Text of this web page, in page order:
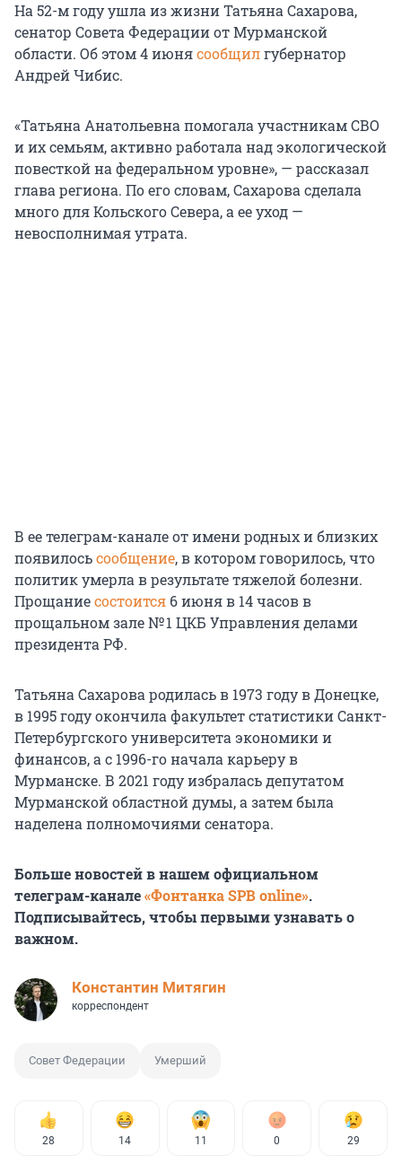
На 52-м году ушла из жизни Татьяна Сахарова,
сенатор Совета Федерации от Мурманской
области. Об этом 4 июнясообщилгубернатор
Андрей Чибис.
«Татьяна Анатольевна помогала участникам СВО
и их семьям, активно работала над экологической
повесткой на федеральном уровне», — рассказал
глава региона. По его словам, Сахарова сделала
много для Кольского Севера, а ее уход —
невосполнимая утрата.
В ее телеграм-канале от имени родных и близких
появилосьсообщение, в котором говорилось, что
политик умерла в результате тяжелой болезни.
Прощаниесостоится 6 июня в 14 часов в
прощальном зале № 1 ЦКБ Управления делами
президента РФ.
Татьяна Сахарова родилась в 1973 году в Донецке,
в 1995 году окончила факультет статистики Санкт-
Петербургского университета экономики и
финансов, а с 1996-го начала карьеру в
Мурманске. В 2021 году избралась депутатом
Мурманской областной думы, а затем была
наделена полномочиями сенатора.
Больше новостей в нашем официальном
телеграм-канале«Фонтанка SPB online».
Подписывайтесь, чтобы первыми узнавать о
важном.
Константин Митягин
корреспондент
Совет Федерации Умерший
28 14 11 0 29